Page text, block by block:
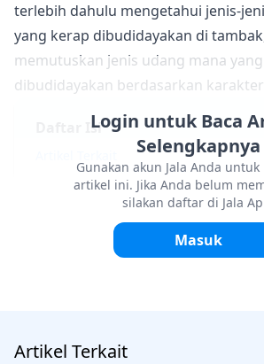
terlebih dahulu mengetahui jenis-
yang kerap dibudidayakan di
memutuskan jenis udang mana
dibudidayakan berdasarkan
Daftar IsiLogin untuk Baca
Selengkapnya
Gunakan akun Jala Anda untuk
artikel ini. Jika Anda belum
silakan daftar di Jala
Masuk
Artikel Terkait